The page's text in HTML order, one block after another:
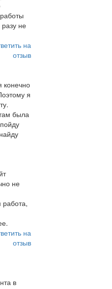
не
на
отзыв
конечно
я
была
не
на
отзыв
в